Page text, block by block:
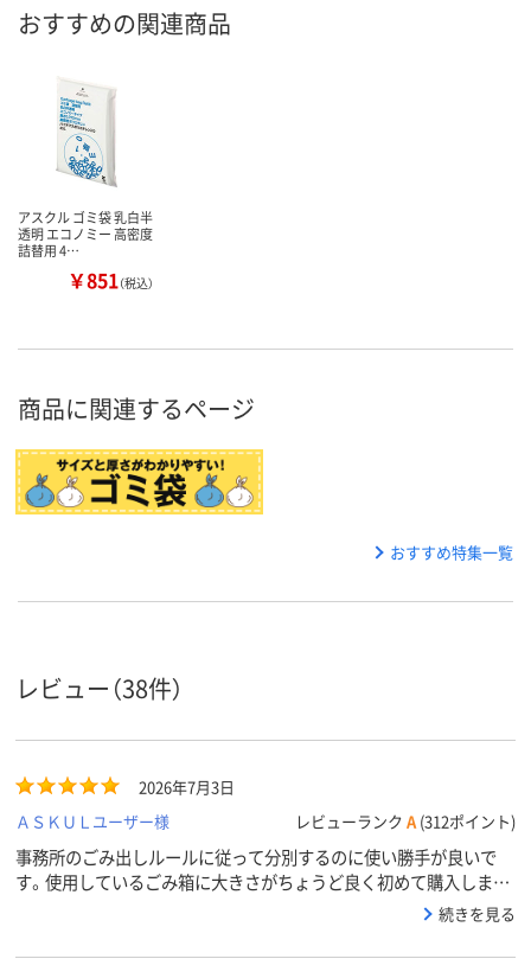
おすすめの関連商品
アスクル ゴミ袋 乳白半
透明 エコノミー 高密度
詰替用 4…
￥851（税込）
商品に関連するページ
おすすめ特集一覧
レビュー（38件）
2026年7月3日
ＡＳＫＵＬユーザー様
レビューランク A (312ポイント)
事務所のごみ出しルールに従って分別するのに使い勝手が良いで
す。使用しているごみ箱に大きさがちょうど良く初めて購入しまし
続きを見る